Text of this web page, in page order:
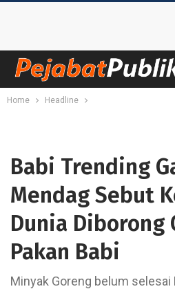
Home Headline
Babi Trending
Mendag Sebut
Dunia Diborong
Pakan Babi
Minyak Goreng belum